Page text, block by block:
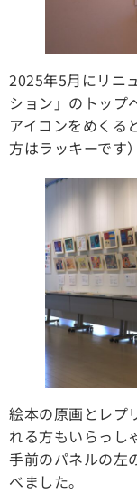
2025年5月にリニ
ション」のトップ
アイコンをめくる
方はラッキーです
絵本の原画とレプ
れる方もいらっし
手前のパネルの左
べました。